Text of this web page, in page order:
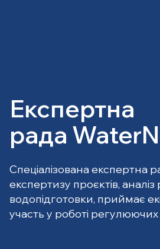
Експертна
рада
Спеціалізована експертна
експертизу проєктів,
водопідготовки, приймає
участь у роботі регулюючих